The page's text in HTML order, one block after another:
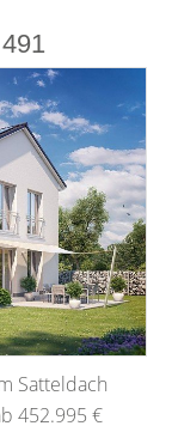
Satteldach
452.995 €